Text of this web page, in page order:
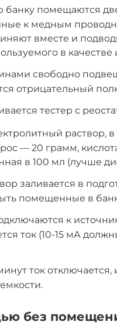
банку помещаются
к медным
вместе и
в качестве
свободно
отрицательный
тестер с
раствор,
— 20 грамм,
в 100 мл (лучше
заливается в
помещенные в
к
ток (10-15 мА
ток
без